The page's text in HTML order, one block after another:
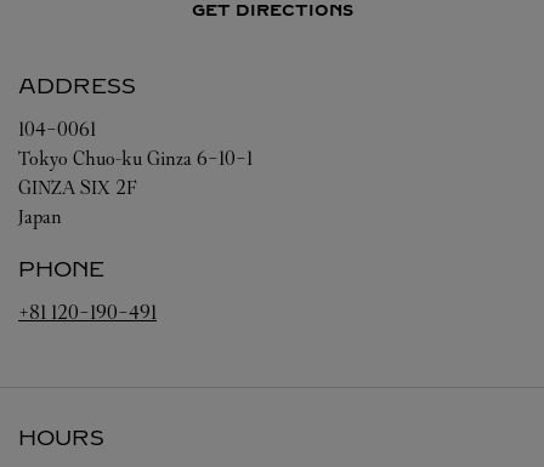
GET DIRECTIONS
ADDRESS
104-0061
Tokyo Chuo-ku Ginza 6-10-1
GINZA SIX 2F
Japan
PHONE
+81 120-190-491
HOURS